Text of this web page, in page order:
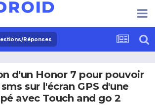
Réponses
d'un Honor 7 pour pouvoir
sur l'écran GPS d'une
avec Touch and go 2